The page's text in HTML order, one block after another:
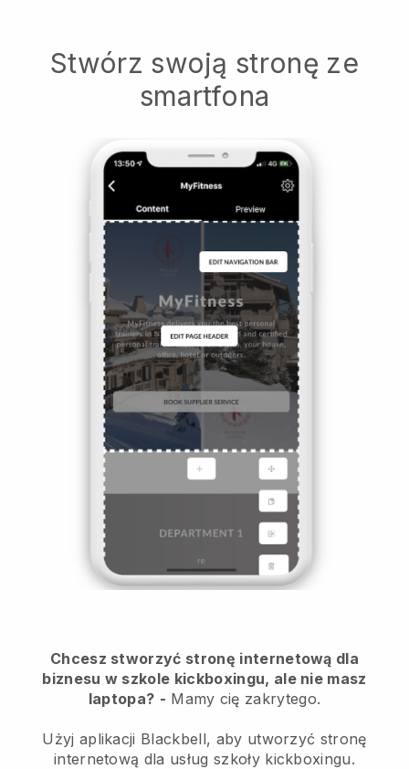
Stwórz swoją stronę ze
smartfona
Chcesz stworzyć stronę internetową dla
biznesu w szkole kickboxingu, ale nie masz
laptopa? - Mamy cię zakrytego.
Użyj aplikacji Blackbell, aby utworzyć stronę
internetową dla usług szkoły kickboxingu.